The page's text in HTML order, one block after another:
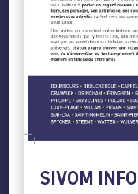
SIVOM